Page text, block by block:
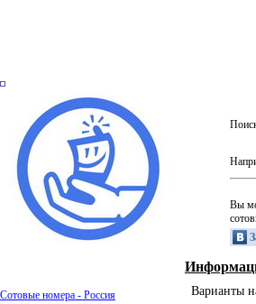
Сотовые номера - Россия
Вы
Варианты